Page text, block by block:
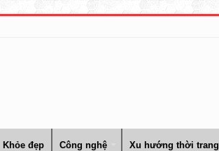
Khỏe đẹp Công nghệ Xu hướng thời trang